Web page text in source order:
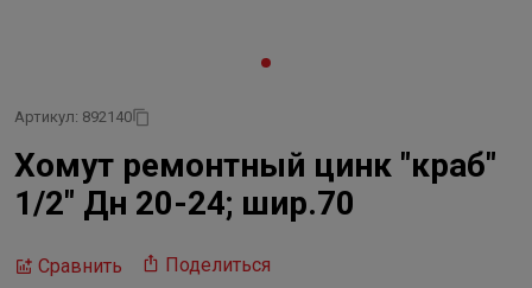
Артикул: 892140
Хомут ремонтный цинк "краб"
1/2" Дн 20-24; шир.70
Сравнить Поделиться